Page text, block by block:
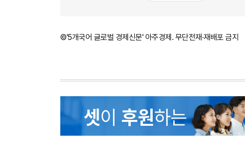
©'5개국어 글로벌 경제신문' 아주경제. 무단전재·재배포 금지